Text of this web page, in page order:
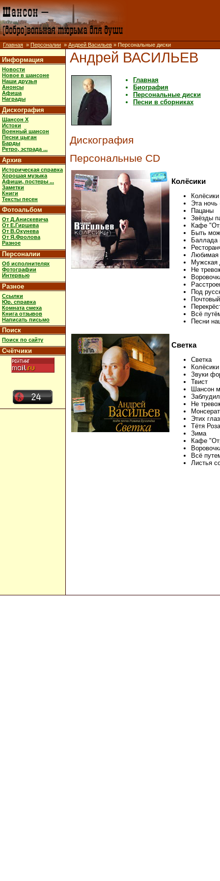
Главная » Персоналии » Андрей Васильев » Персональные диски
Информация
Новости
Новое в шансоне
Наши друзья
Анонсы
Афиша
Награды
Дискография
Шансон X
Истоки
Военный шансон
Песни цыган
Барды
Ретро, эстрада ...
Архив
Историческая справка
Хорошая музыка
Афиши, постеры ...
Заметки
Книги
Тексты песен
Фотоальбом
От Д.Анискевича
От Е.Гиршева
От В.Окунева
От Я.Фролова
Разное
Персоналии
Об исполнителях
Фотографии
Интервью
Разное
Ссылки
Юр. справка
Комната смеха
Книга отзывов
Написать письмо
Поиск
Поиск по сайту
Счётчики
Андрей ВАСИЛЬЕВ
Главная
Биография
Персональные диски
Песни в сборниках
Дискография
Персональные CD
Колёсики
Колёсики
Эта ночь
Пацаны
Звёзды
Кафе
Быть
Баллада
Любимая
Мужская
Не
Под
Всё
Песни
Светка
Светка
Колёсики
Звуки
Твист
Шансон
Не
Монсерат
Этих
Тётя Роза
Зима
Кафе
Всё
Листья